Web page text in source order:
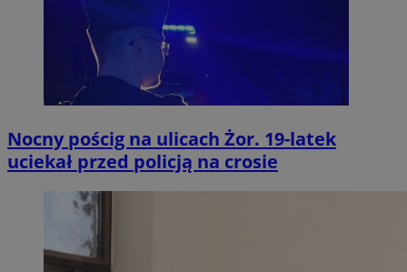
Nocny pościg na ulicach Żor. 19-latek
uciekał przed policją na crosie